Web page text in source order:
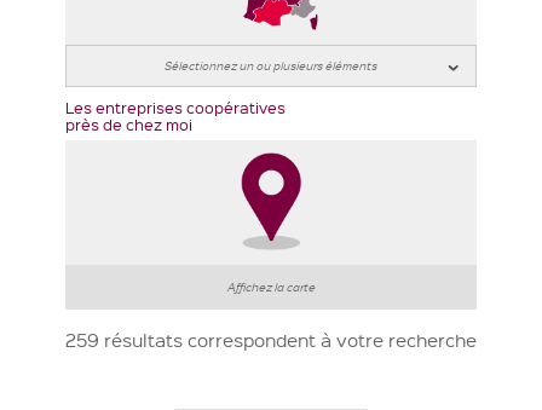
Les entreprises coopératives
près de chez moi
Affichez la carte
259 résultats correspondent à votre recherche